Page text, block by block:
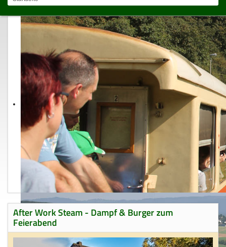
After Work Steam - Dampf & Burger zum
Feierabend